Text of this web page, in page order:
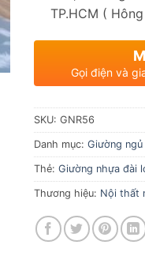
TP.HCM (
Gọi điện và
SKU: GNR56
Danh mục: Giường
Thẻ: Giường nhựa đài
Thương hiệu: Nội thất